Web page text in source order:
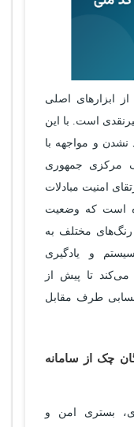
ابزارهای اصلی
است. با این
نشدن و مواجهه با
مرکزی جمهوری
امنیت مبادلات
است که وضعیت
رنگ‌های مختلف به
و یادگیری
تا پیش از
طرف مقابل
چک از سامانه
بستری امن و